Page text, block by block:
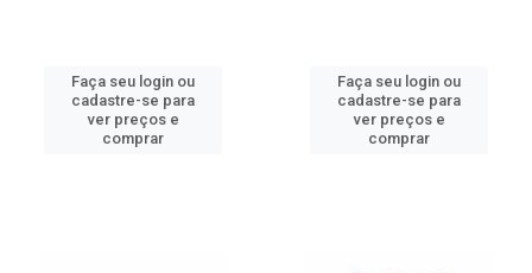
Faça seu login ou
cadastre-se para
ver preços e
comprar
Faça seu login ou
cadastre-se para
ver preços e
comprar